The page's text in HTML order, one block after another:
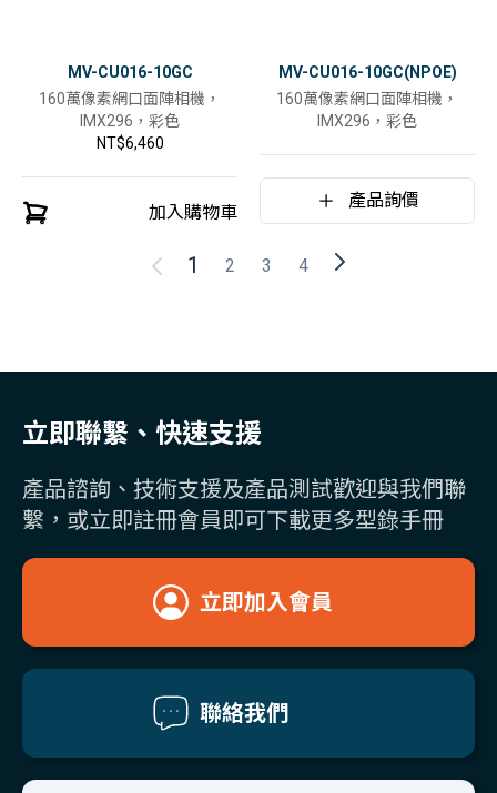
MV-CU016-10GC
160萬像素網口面陣相機，
IMX296，彩色
NT$6,460
加入購物車
MV-CU016-10GC(NPOE)
160萬像素網口面陣相機，
IMX296，彩色
產品詢價
1 2 3 4
立即聯繫、快速支援
產品諮詢、技術支援及產品測試歡迎與我們聯
繫，或立即註冊會員即可下載更多型錄手冊
立即加入會員
聯絡我們